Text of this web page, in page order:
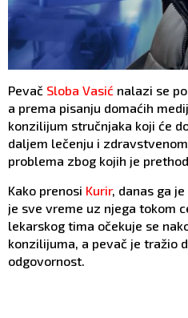
Pevač Sloba Vasić nalazi se
a prema pisanju domaćih
konzilijum stručnjaka koji će
daljem lečenju i
problema zbog kojih je
Kako prenosi Kurir, danas ga
je sve vreme uz njega tokom
lekarskog tima očekuje se
konzilijuma, a pevač je tražio
odgovornost.